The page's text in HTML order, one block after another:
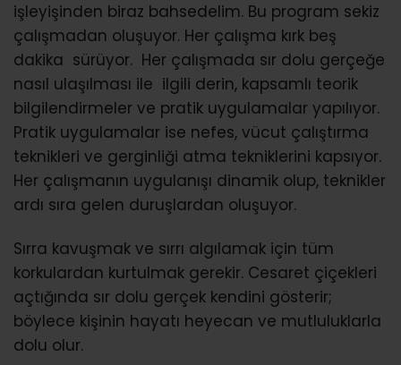
işleyişinden biraz bahsedelim. Bu program sekiz
çalışmadan oluşuyor. Her çalışma kırk beş
dakika sürüyor. Her çalışmada sır dolu gerçeğe
nasıl ulaşılması ile ilgili derin, kapsamlı teorik
bilgilendirmeler ve pratik uygulamalar yapılıyor.
Pratik uygulamalar ise nefes, vücut çalıştırma
teknikleri ve gerginliği atma tekniklerini kapsıyor.
Her çalışmanın uygulanışı dinamik olup, teknikler
ardı sıra gelen duruşlardan oluşuyor.
Sırra kavuşmak ve sırrı algılamak için tüm
korkulardan kurtulmak gerekir. Cesaret çiçekleri
açtığında sır dolu gerçek kendini gösterir;
böylece kişinin hayatı heyecan ve mutluluklarla
dolu olur.